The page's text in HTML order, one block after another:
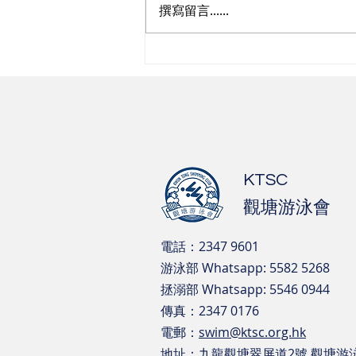
撰寫留言......
KTSC
觀塘游泳會
電話：2347 9601
游泳部 Whatsapp: 5582 5268
​拯溺部 Whatsapp: 5546 0944
傳真：2347 0176
電郵： swim@ktsc.org.hk